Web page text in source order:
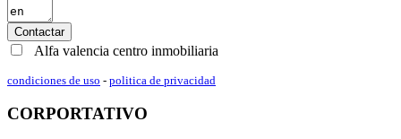
Contactar
Alfa valencia centro inmobiliaria
condiciones de uso - politica de privacidad
CORPORTATIVO